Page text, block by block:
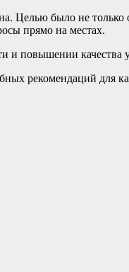
Целью было не
прямо на местах.
и повышении качества
рекомендаций для